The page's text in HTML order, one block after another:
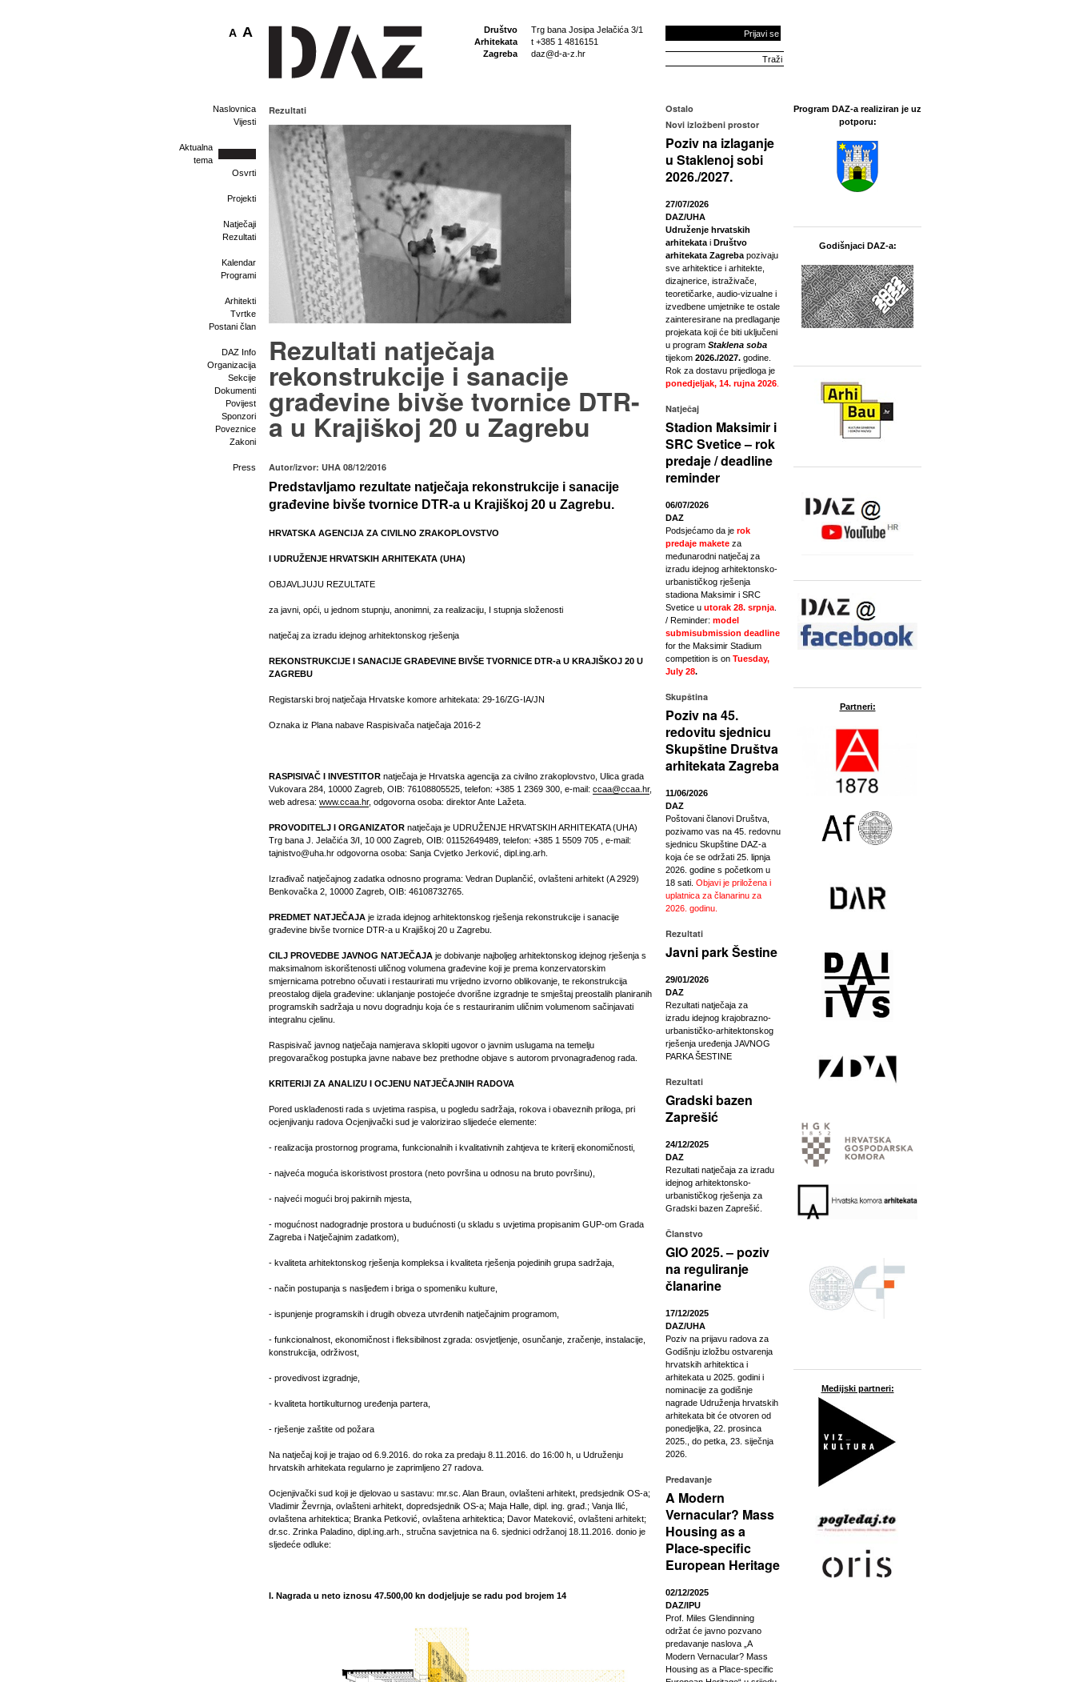
Društvo
Arhitekata
Zagreba
Trg bana Josipa Jelačića 3/1
t +385 1 4816151
daz@d-a-z.hr
Prijavi se
A A
Naslovnica
Vijesti
Aktualna
tema
Osvrti
Projekti
Natječaji
Rezultati
Kalendar
Programi
Arhitekti
Tvrtke
Postani član
DAZ Info
Organizacija
Sekcije
Dokumenti
Povijest
Sponzori
Poveznice
Zakoni
Press
Rezultati
Rezultati natječaja
rekonstrukcije i sanacije
građevine bivše tvornice DTR-
a u Krajiškoj 20 u Zagrebu
Autor/izvor: UHA 08/12/2016
Predstavljamo rezultate natječaja rekonstrukcije i sanacije
građevine bivše tvornice DTR-a u Krajiškoj 20 u Zagrebu.
HRVATSKA AGENCIJA ZA CIVILNO ZRAKOPLOVSTVO
I UDRUŽENJE HRVATSKIH ARHITEKATA (UHA)
OBJAVLJUJU REZULTATE
za javni, opći, u jednom stupnju, anonimni, za realizaciju, I stupnja složenosti
natječaj za izradu idejnog arhitektonskog rješenja
REKONSTRUKCIJE I SANACIJE GRAĐEVINE BIVŠE TVORNICE DTR-a U KRAJIŠKOJ 20 U
ZAGREBU
Registarski broj natječaja Hrvatske komore arhitekata: 29-16/ZG-IA/JN
Oznaka iz Plana nabave Raspisivača natječaja 2016-2
RASPISIVAČ I INVESTITOR natječaja je Hrvatska agencija za civilno zrakoplovstvo, Ulica grada
Vukovara 284, 10000 Zagreb, OIB: 76108805525, telefon: +385 1 2369 300, e-mail: ccaa@ccaa.hr,
web adresa: www.ccaa.hr, odgovorna osoba: direktor Ante Lažeta.
PROVODITELJ I ORGANIZATOR natječaja je UDRUŽENJE HRVATSKIH ARHITEKATA (UHA)
Trg bana J. Jelačića 3/I, 10 000 Zagreb, OIB: 01152649489, telefon: +385 1 5509 705 , e-mail:
tajnistvo@uha.hr odgovorna osoba: Sanja Cvjetko Jerković, dipl.ing.arh.
Izrađivač natječajnog zadatka odnosno programa: Vedran Duplančić, ovlašteni arhitekt (A 2929)
Benkovačka 2, 10000 Zagreb, OIB: 46108732765.
PREDMET NATJEČAJA je izrada idejnog arhitektonskog rješenja rekonstrukcije i sanacije
građevine bivše tvornice DTR-a u Krajiškoj 20 u Zagrebu.
CILJ PROVEDBE JAVNOG NATJEČAJA je dobivanje najboljeg arhitektonskog idejnog rješenja s
maksimalnom iskorištenosti uličnog volumena građevine koji je prema konzervatorskim
smjernicama potrebno očuvati i restaurirati mu vrijedno izvorno oblikovanje, te rekonstrukcija
preostalog dijela građevine: uklanjanje postojeće dvorišne izgradnje te smještaj preostalih planiranih
programskih sadržaja u novu dogradnju koja će s restauriranim uličnim volumenom sačinjavati
integralnu cjelinu.
Raspisivač javnog natječaja namjerava sklopiti ugovor o javnim uslugama na temelju
pregovaračkog postupka javne nabave bez prethodne objave s autorom prvonagrađenog rada.
KRITERIJI ZA ANALIZU I OCJENU NATJEČAJNIH RADOVA
Pored usklađenosti rada s uvjetima raspisa, u pogledu sadržaja, rokova i obaveznih priloga, pri
ocjenjivanju radova Ocjenjivački sud je valorizirao slijedeće elemente:
- realizacija prostornog programa, funkcionalnih i kvalitativnih zahtjeva te kriterij ekonomičnosti,
- najveća moguća iskoristivost prostora (neto površina u odnosu na bruto površinu),
- najveći mogući broj pakirnih mjesta,
- mogućnost nadogradnje prostora u budućnosti (u skladu s uvjetima propisanim GUP-om Grada
Zagreba i Natječajnim zadatkom),
- kvaliteta arhitektonskog rješenja kompleksa i kvaliteta rješenja pojedinih grupa sadržaja,
- način postupanja s nasljeđem i briga o spomeniku kulture,
- ispunjenje programskih i drugih obveza utvrđenih natječajnim programom,
- funkcionalnost, ekonomičnost i fleksibilnost zgrada: osvjetljenje, osunčanje, zračenje, instalacije,
konstrukcija, održivost,
- provedivost izgradnje,
- kvaliteta hortikulturnog uređenja partera,
- rješenje zaštite od požara
Na natječaj koji je trajao od 6.9.2016. do roka za predaju 8.11.2016. do 16:00 h, u Udruženju
hrvatskih arhitekata regularno je zaprimljeno 27 radova.
Ocjenjivački sud koji je djelovao u sastavu: mr.sc. Alan Braun, ovlašteni arhitekt, predsjednik OS-a;
Vladimir Ževrnja, ovlašteni arhitekt, dopredsjednik OS-a; Maja Halle, dipl. ing. građ.; Vanja Ilić,
ovlaštena arhitektica; Branka Petković, ovlaštena arhitektica; Davor Mateković, ovlašteni arhitekt;
dr.sc. Zrinka Paladino, dipl.ing.arh., stručna savjetnica na 6. sjednici održanoj 18.11.2016. donio je
sljedeće odluke:
I. Nagrada u neto iznosu 47.500,00 kn dodjeljuje se radu pod brojem 14
Ostalo
Novi izložbeni prostor
Poziv na izlaganje
u Staklenoj sobi
2026./2027.
27/07/2026
DAZ/UHA
Udruženje hrvatskih
arhitekata i Društvo
arhitekata Zagreba pozivaju
sve arhitektice i arhitekte,
dizajnerice, istraživače,
teoretičarke, audio-vizualne i
izvedbene umjetnike te ostale
zainteresirane na predlaganje
projekata koji će biti uključeni
u program Staklena soba
tijekom 2026./2027. godine.
Rok za dostavu prijedloga je
ponedjeljak, 14. rujna 2026
Natječaj
Stadion Maksimir i
SRC Svetice – rok
predaje / deadline
reminder
06/07/2026
DAZ
Podsjećamo da je rok
predaje makete za
međunarodni natječaj za
izradu idejnog arhitektonsko-
urbanističkog rješenja
stadiona Maksimir i SRC
Svetice u utorak 28. srpnja
/ Reminder: model
submisubmission deadline
for the Maksimir Stadium
competition is on Tuesday,
July 28.
Skupština
Poziv na 45.
redovitu sjednicu
Skupštine Društva
arhitekata Zagreba
11/06/2026
DAZ
Poštovani članovi Društva,
pozivamo vas na 45. redovnu
sjednicu Skupštine DAZ-a
koja će se održati 25. lipnja
2026. godine s početkom u
18 sati. Objavi je priložena i
uplatnica za članarinu za
2026. godinu.
Rezultati
Javni park Šestine
29/01/2026
DAZ
Rezultati natječaja za
izradu idejnog krajobrazno-
urbanističko-arhitektonskog
rješenja uređenja JAVNOG
PARKA ŠESTINE
Rezultati
Gradski bazen
Zaprešić
24/12/2025
DAZ
Rezultati natječaja za izradu
idejnog arhitektonsko-
urbanističkog rješenja za
Gradski bazen Zaprešić.
Članstvo
GIO 2025. – poziv
na reguliranje
članarine
17/12/2025
DAZ/UHA
Poziv na prijavu radova za
Godišnju izložbu ostvarenja
hrvatskih arhitektica i
arhitekata u 2025. godini i
nominacije za godišnje
nagrade Udruženja hrvatskih
arhitekata bit će otvoren od
ponedjeljka, 22. prosinca
2025., do petka, 23. siječnja
2026.
Predavanje
A Modern
Vernacular? Mass
Housing as a
Place-specific
European Heritage
02/12/2025
DAZ/IPU
Prof. Miles Glendinning
održat će javno pozvano
predavanje naslova „A
Modern Vernacular? Mass
Housing as a Place-specific
Program DAZ-a realiziran je uz
potporu:
Godišnjaci DAZ-a:
Partneri:
Medijski partneri: